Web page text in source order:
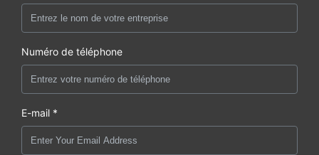
Numéro de téléphone
E-mail *